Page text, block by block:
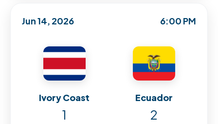
Jun 14, 2026 6:00 PM
Ivory Coast Ecuador
1 2